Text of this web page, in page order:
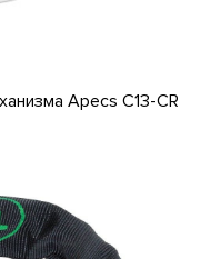
Apecs C13-CR